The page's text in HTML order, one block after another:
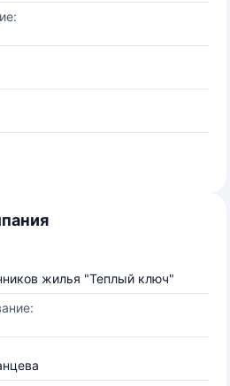
жилья "Теплый ключ"